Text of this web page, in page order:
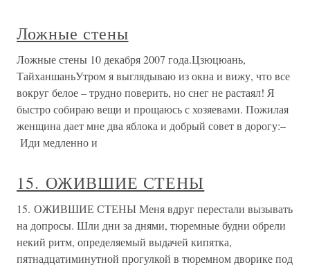
Ложные стены
Ложные стены 10 декабря 2007 года.Цзюцюань,
ТайханшаньУтром я выглядываю из окна и вижу, что все
вокруг белое – трудно поверить, но снег не растаял! Я
быстро собираю вещи и прощаюсь с хозяевами. Пожилая
женщина дает мне два яблока и добрый совет в дорогу:–
Иди медленно и
15. ОЖИВШИЕ СТЕНЫ
15. ОЖИВШИЕ СТЕНЫ Меня вдруг перестали вызывать
на допросы. Шли дни за днями, тюремные будни обрели
некий ритм, определяемый выдачей кипятка,
пятнадцатиминутной прогулкой в тюремном дворике под